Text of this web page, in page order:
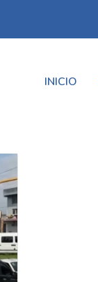
INICIO